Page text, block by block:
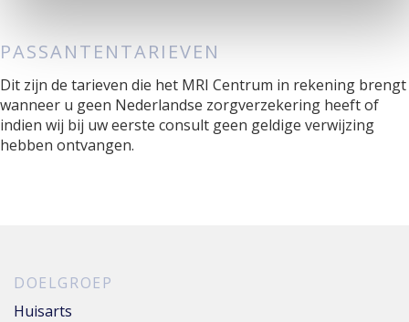
PASSANTENTARIEVEN
Dit zijn de tarieven die het MRI Centrum in rekening brengt
wanneer u geen Nederlandse zorgverzekering heeft of
indien wij bij uw eerste consult geen geldige verwijzing
hebben ontvangen.
DOELGROEP
Huisarts